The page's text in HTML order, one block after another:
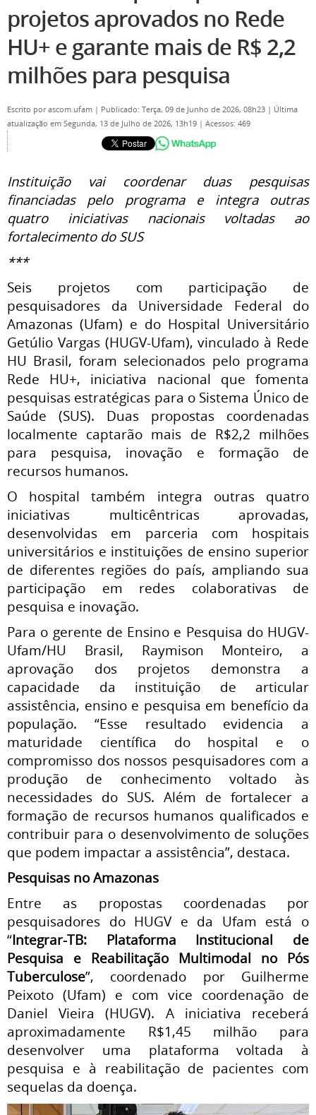
projetos aprovados no Rede
HU+ e garante mais de R$ 2,2
milhões para pesquisa
Escrito porascom.ufam | Publicado: Terça, 09 de Junho de 2026, 08h23 | Última
atualização em Segunda, 13 de Julho de 2026, 13h19 | Acessos: 469
Instituição vai coordenar duas pesquisas
financiadas pelo programa e integra outras
quatro iniciativas nacionais voltadas ao
fortalecimento do SUS
***
Seis projetos com participação de
pesquisadores da Universidade Federal do
Amazonas (Ufam) e do Hospital Universitário
Getúlio Vargas (HUGV-Ufam), vinculado à Rede
HU Brasil, foram selecionados pelo programa
Rede HU+, iniciativa nacional que fomenta
pesquisas estratégicas para o Sistema Único de
Saúde (SUS). Duas propostas coordenadas
localmente captarão mais de R$2,2 milhões
para pesquisa, inovação e formação de
recursos humanos.
O hospital também integra outras quatro
iniciativas multicêntricas aprovadas,
desenvolvidas em parceria com hospitais
universitários e instituições de ensino superior
de diferentes regiões do país, ampliando sua
participação em redes colaborativas de
pesquisa e inovação.
Para o gerente de Ensino e Pesquisa do HUGV-
Ufam/HU Brasil, Raymison Monteiro, a
aprovação dos projetos demonstra a
capacidade da instituição de articular
assistência, ensino e pesquisa em benefício da
população. “Esse resultado evidencia a
maturidade científica do hospital e o
compromisso dos nossos pesquisadores com a
produção de conhecimento voltado às
necessidades do SUS. Além de fortalecer a
formação de recursos humanos qualificados e
contribuir para o desenvolvimento de soluções
que podem impactar a assistência”, destaca.
Pesquisas no Amazonas
Entre as propostas coordenadas por
pesquisadores do HUGV e da Ufam está o
“Integrar-TB: Plataforma Institucional de
Pesquisa e Reabilitação Multimodal no Pós
Tuberculose”, coordenado por Guilherme
Peixoto (Ufam) e com vice coordenação de
Daniel Vieira (HUGV). A iniciativa receberá
aproximadamente R$1,45 milhão para
desenvolver uma plataforma voltada à
pesquisa e à reabilitação de pacientes com
sequelas da doença.